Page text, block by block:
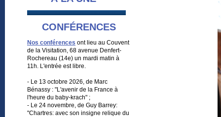
CONFÉRENCES
Nos conférences ont lieu au Couvent
de la Visitation, 68 avenue Denfert-
Rochereau (14e) un mardi matin à
11h. L'entrée est libre.
- Le 13 octobre 2026, de Marc
Bénassy : "L'avenir de la France à
l'heure du baby-krach" ;
- Le 24 novembre, de Guy Barrey:
"Chartres: avec son insigne relique du